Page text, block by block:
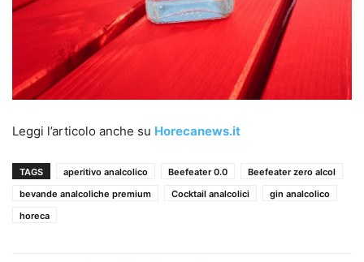
Leggi l’articolo anche su Horecanews.it
TAGS aperitivo analcolico Beefeater 0.0
Beefeater zero alcol
bevande analcoliche premium
Cocktail analcolici
gin analcolico
horeca